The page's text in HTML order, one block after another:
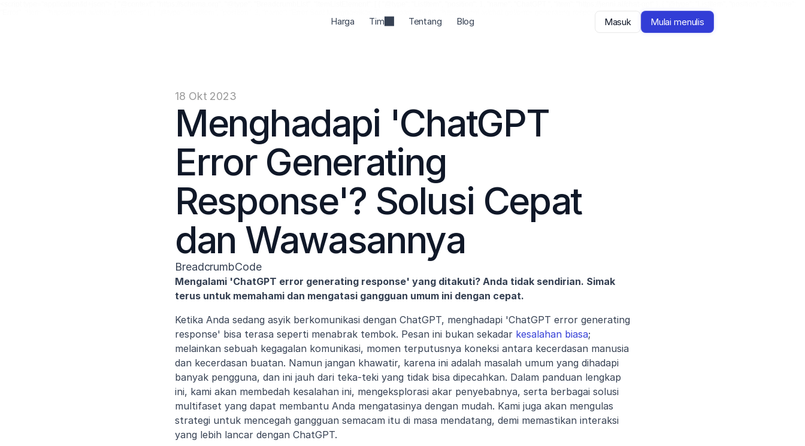
"Error", "item": "https://jenni.ai/chat-gpt/errors" }, { "@type": "ListItem", "position": 3, "name": "Error Saat Menghasilkan Tanggapan", "item": "https://jenni.ai/chat-gpt/error-generating-response" } ] } </script>
18 Okt 2023
Menghadapi 'ChatGPT
Error Generating
Response'? Solusi Cepat
dan Wawasannya
BreadcrumbCode
Mengalami 'ChatGPT error generating response' yang ditakuti? Anda tidak sendirian. Simak
terus untuk memahami dan mengatasi gangguan umum ini dengan cepat.
Ketika Anda sedang asyik berkomunikasi dengan ChatGPT, menghadapi 'ChatGPT error generating
response' bisa terasa seperti menabrak tembok. Pesan ini bukan sekadar kesalahan biasa;
melainkan sebuah kegagalan komunikasi, momen terputusnya koneksi antara kecerdasan manusia
dan kecerdasan buatan. Namun jangan khawatir, karena ini adalah masalah umum yang dihadapi
banyak pengguna, dan ini jauh dari teka-teki yang tidak bisa dipecahkan. Dalam panduan lengkap
ini, kami akan membedah kesalahan ini, mengeksplorasi akar penyebabnya, serta berbagai solusi
multifaset yang dapat membantu Anda mengatasinya dengan mudah. Kami juga akan mengulas
strategi untuk mencegah gangguan semacam itu di masa mendatang, demi memastikan interaksi
yang lebih lancar dengan ChatGPT.
Harga Tim Tentang Blog Masuk Mulai menulis